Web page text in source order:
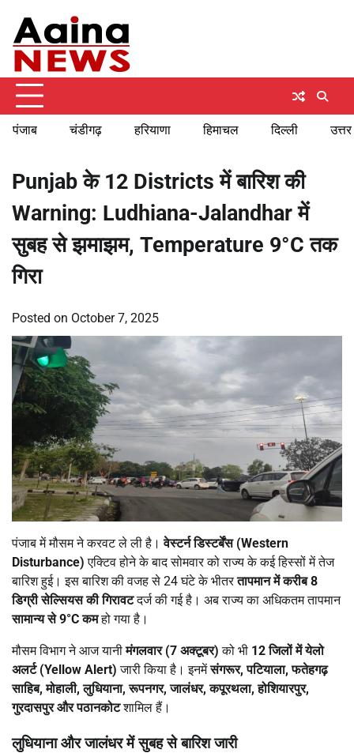
content
पंजाब चंडीगढ़ हरियाणा हिमाचल दिल्ली
Punjab के 12 Districts में बारिश की
Warning: Ludhiana-Jalandhar में
सुबह से झमाझम, Temperature 9°C तक
गिरा
Posted on October 7, 2025
पंजाब में मौसम ने करवट ले ली है।वेस्टर्न डिस्टर्बेंस (Western
Disturbance) एक्टिव होने के बाद सोमवार को राज्य के कई हिस्सों में तेज
बारिश हुई। इस बारिश की वजह से 24 घंटे के भीतरतापमान में करीब8
डिग्री सेल्सियस की गिरावटदर्ज की गई है। अब राज्य का अधिकतम तापमान
सामान्य से9°Cकमहो गया है।
मौसम विभाग ने आज यानीमंगलवार (7 अक्टूबर) को भी 12जिलों में येलो
अलर्ट (Yellow Alert) जारी किया है। इनमेंसंगरूर,पटियाला,फतेहगढ़
साहिब,मोहाली,लुधियाना,रूपनगर,जालंधर,कपूरथला,होशियारपुर,
गुरदासपुर और पठानकोटशामिल हैं।
लुधियाना और जालंधर में सुबह से बारिश जारी